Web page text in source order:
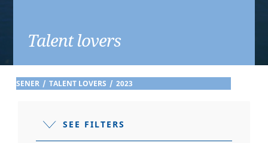
Talent lovers
SENER / TALENT LOVERS / 2023
SEE FILTERS